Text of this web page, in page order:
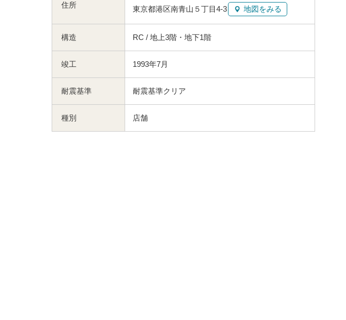
住所 東京都港区南青山５丁目4-3 地図をみる
構造 RC / 地上3階・地下1階
竣工 1993年7月
耐震基準 耐震基準クリア
種別 店舗